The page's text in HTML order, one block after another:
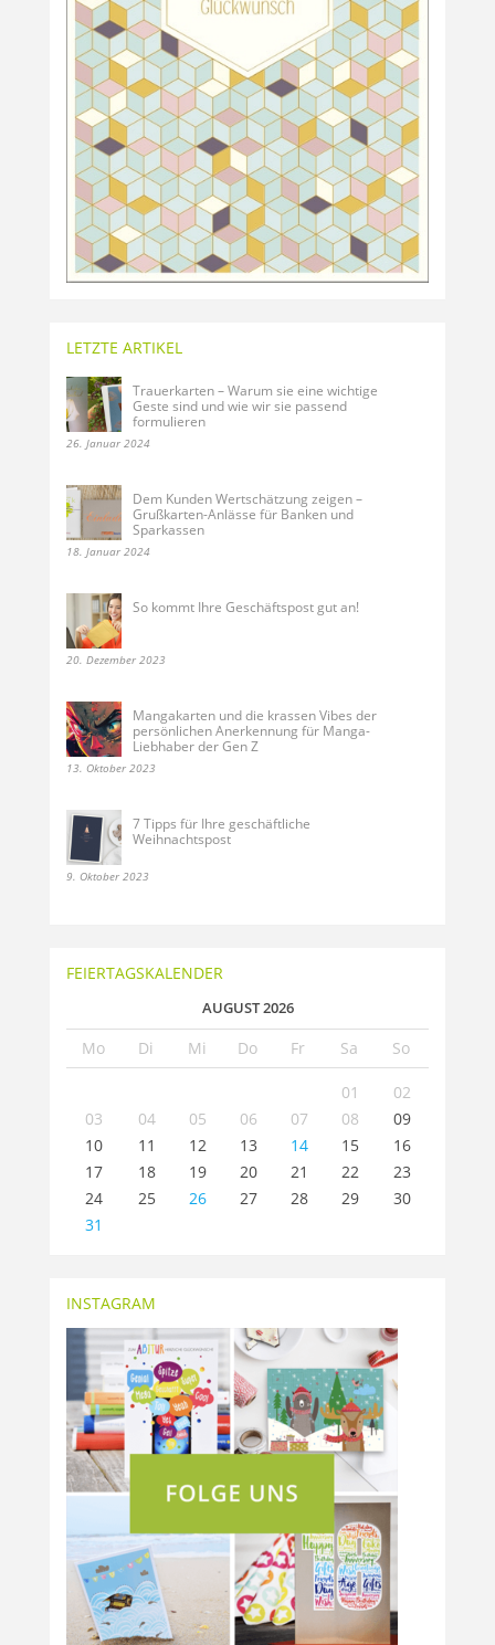
LETZTE ARTIKEL
Trauerkarten – Warum sie eine wichtige
Geste sind und wie wir sie passend
formulieren
26. Januar 2024
Dem Kunden Wertschätzung zeigen –
Grußkarten-Anlässe für Banken und
Sparkassen
18. Januar 2024
So kommt Ihre Geschäftspost gut an!
20. Dezember 2023
Mangakarten und die krassen Vibes der
persönlichen Anerkennung für Manga-
Liebhaber der Gen Z
13. Oktober 2023
7 Tipps für Ihre geschäftliche
Weihnachtspost
9. Oktober 2023
FEIERTAGSKALENDER
AUGUST 2026
Mo Di Mi Do Fr Sa So
01
02
03
04 05 06 07 08
09
10
11 12 13 14 15
16
17
18 19 20 21 22
23
24
25 26 27 28 29
30
31
INSTAGRAM